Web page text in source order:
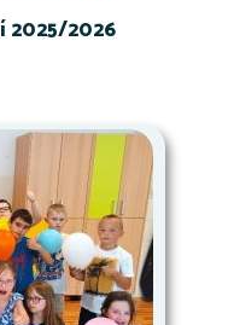
2025/2026